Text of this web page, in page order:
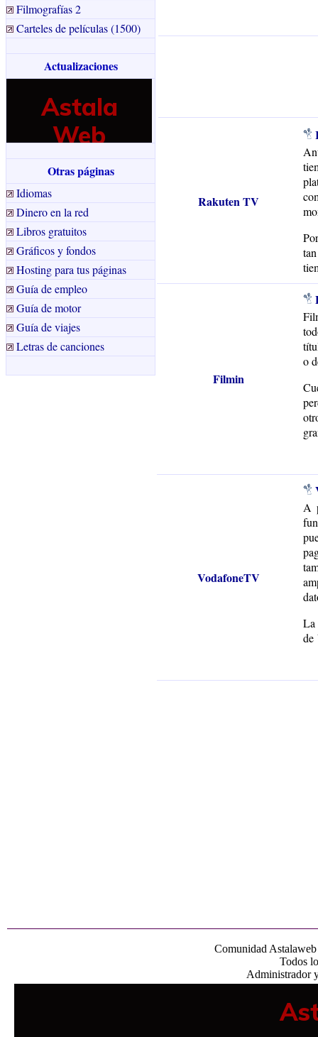
Filmografías 2
Carteles de películas (1500)
Actualizaciones
Otras páginas
Idiomas
Dinero en la red
Libros gratuitos
Gráficos y fondos
Hosting para tus páginas
Guía de empleo
Guía de motor
Guía de viajes
Letras de canciones
Rakuten TV
Filmin
o
VodafoneTV
A
de
Comunidad
Todos
Administrador